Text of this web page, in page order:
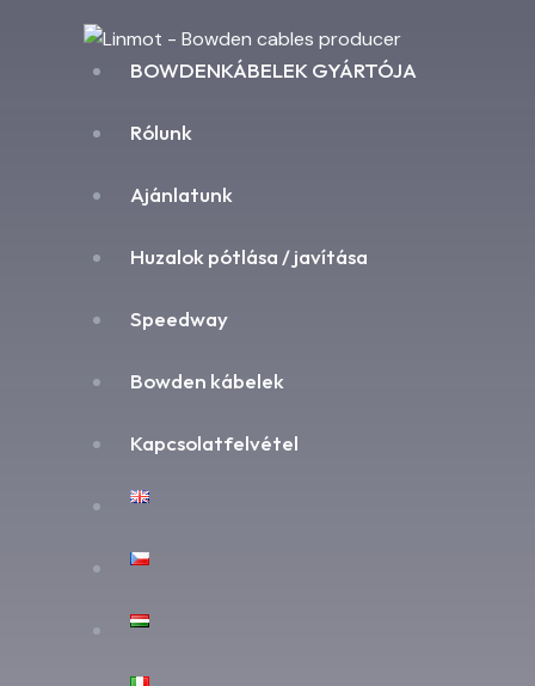
BOWDENKÁBELEK GYÁRTÓJA
Rólunk
Ajánlatunk
Huzalok pótlása / javítása
Speedway
Bowden kábelek
Kapcsolatfelvétel